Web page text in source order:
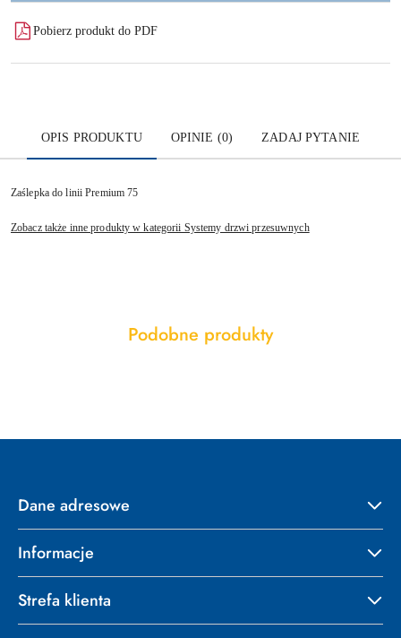
Pobierz produkt do PDF
OPIS PRODUKTU OPINIE (0) ZADAJ PYTANIE
Zaślepka do linii Premium 75
Zobacz także inne produkty w kategorii Systemy drzwi przesuwnych
Pomiń karuzelę produktów
Produkty
Podobne produkty
Dane adresowe
Informacje
Strefa klienta